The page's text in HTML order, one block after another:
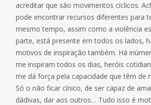
acreditar que são movimentos cíclicos.
pode encontrar recursos diferentes para
mesmo tempo, assim como a violência
parte, está presente em todos os lados,
motivos de inspiração também. Há
me inspiram todos os dias, heróis
me dá força pela capacidade que têm de
Só o não ficar cínico, de ser capaz de
dádivas, dar aos outros… Tudo isso é